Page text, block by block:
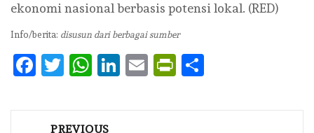
ekonomi nasional berbasis potensi lokal. (RED)
Info/berita: disusun dari berbagai sumber
Facebook
Twitter
WhatsApp
LinkedIn
EmailPrintFriendly
PREVIOUS